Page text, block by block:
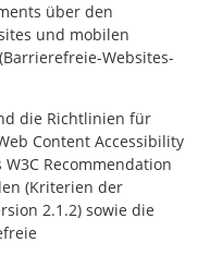
über den
und mobilen
Websites-
die Richtlinien für
Content Accessibility
W3C Recommendation
(Kriterien der
2.1.2) sowie die